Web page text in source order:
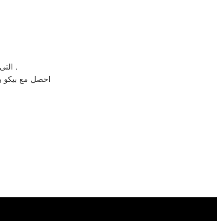
التى من الممكن ان يتم التعرض لها بسبب الاهمال وعدم القيام بأعمال الصيانة .
احصل مع بيكو